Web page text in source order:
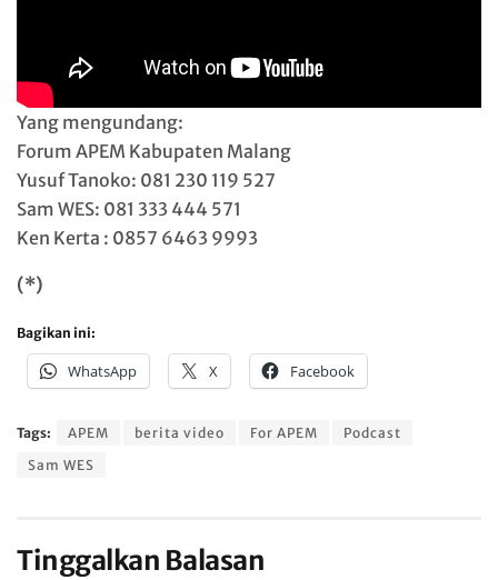
Yang mengundang:
Forum APEM Kabupaten Malang
Yusuf Tanoko: 081 230 119 527
Sam WES: 081 333 444 571
Ken Kerta : 0857 6463 9993
(*)
Bagikan ini:
WhatsApp X Facebook
Tags: APEM berita video For APEM
Podcast
Sam WES
Tinggalkan Balasan